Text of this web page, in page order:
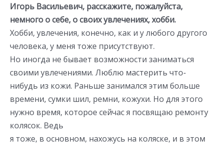
Игорь Васильевич, расскажите, пожалуйста,
немного о себе, о своих увлечениях, хобби.
Хобби, увлечения, конечно, как и у любого другого
человека, у меня тоже присутствуют.
Но иногда не бывает возможности заниматься
своими увлечениями. Люблю мастерить что-
нибудь из кожи. Раньше занимался этим больше
времени, сумки шил, ремни, кожухи. Но для этого
нужно время, которое сейчас я посвящаю ремонту
колясок. Ведь
я тоже, в основном, нахожусь на коляске, и в этом